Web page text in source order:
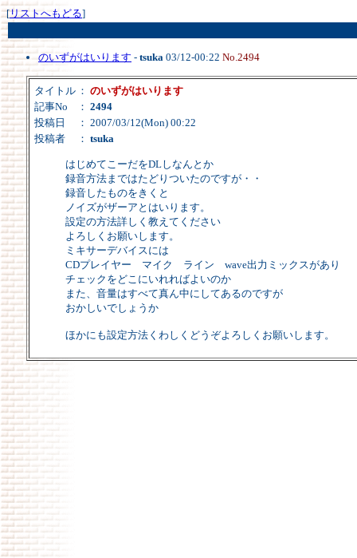
[リストへもどる]
のいずがはいります - tsuka 03/12-00:22 No.2494
タイトル ： のいずがはいります
記事No
： 2494
投稿日
： 2007/03/12(Mon) 00:22
投稿者
： tsuka
はじめてこーだをDLしなんとか
録音方法まではたどりついたのですが・・
録音したものをきくと
ノイズがザーアとはいります。
設定の方法詳しく教えてください
よろしくお願いします。
ミキサーデバイスには
CDプレイヤー マイク ライン wave出力ミックスがあり
チェックをどこにいれればよいのか
また、音量はすべて真ん中にしてあるのですが
おかしいでしょうか
ほかにも設定方法くわしくどうぞよろしくお願いします。